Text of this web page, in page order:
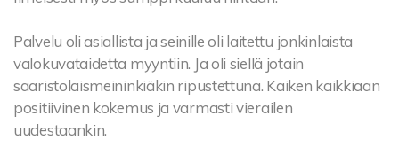
Palvelu oli asiallista ja seinille oli laitettu jonkinlaista
valokuvataidetta myyntiin. Ja oli siellä jotain
saaristolaismeininkiäkin ripustettuna. Kaiken kaikkiaan
positiivinen kokemus ja varmasti vierailen
uudestaankin.